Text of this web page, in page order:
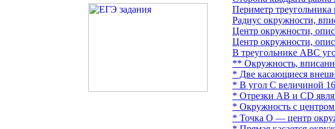
Периметр треугольника
Радиус окружности,
Центр окружности,
Центр окружности,
В треугольнике АВС
** Окружность,
* Две касающиеся
* В угол C величиной
* Отрезки AB и CD
* Окружность с
* Точка О — центр